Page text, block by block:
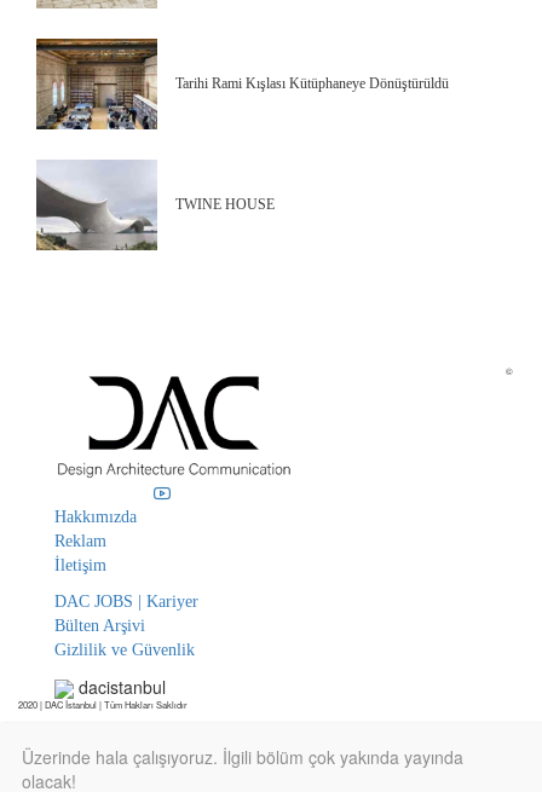
Tarihi Rami Kışlası Kütüphaneye Dönüştürüldü
TWINE HOUSE
Hakkımızda
Reklam
İletişim
DAC JOBS | Kariyer
Bülten Arşivi
Gizlilik ve Güvenlik
dacistanbul
©
2020 | DAC İstanbul | Tüm Hakları Saklıdır
Üzerinde hala çalışıyoruz. İlgili bölüm çok yakında yayında
olacak!